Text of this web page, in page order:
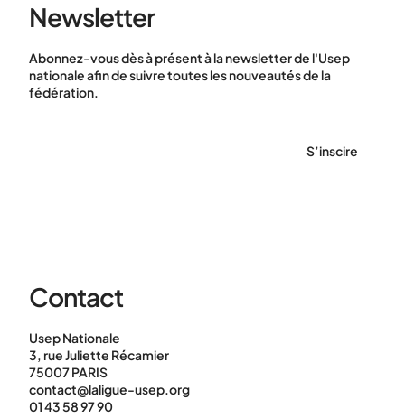
Newsletter
Abonnez-vous dès à présent à la newsletter de l'Usep
nationale afin de suivre toutes les nouveautés de la
fédération.
S’inscire
Contact
Usep Nationale
3, rue Juliette Récamier
75007 PARIS
contact@laligue-usep.org
01 43 58 97 90